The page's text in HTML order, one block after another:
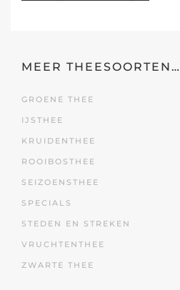
MEER THEESOORTEN…
GROENE THEE
IJSTHEE
KRUIDENTHEE
ROOIBOSTHEE
SEIZOENSTHEE
SPECIALS
STEDEN EN STREKEN
VRUCHTENTHEE
ZWARTE THEE